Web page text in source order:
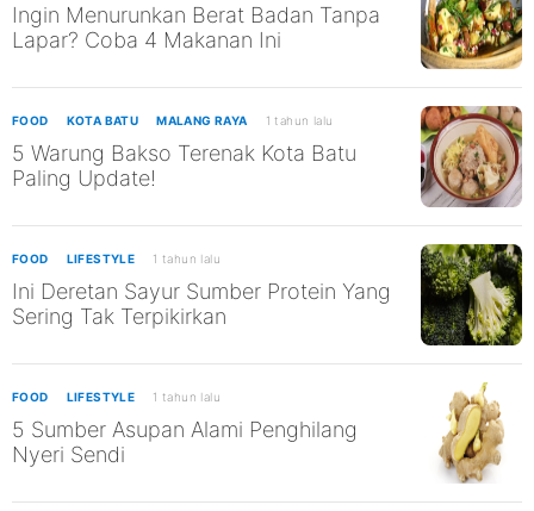
Ingin Menurunkan Berat Badan Tanpa
Lapar? Coba 4 Makanan Ini
FOOD KOTA BATU MALANG RAYA 1 tahun lalu
5 Warung Bakso Terenak Kota Batu
Paling Update!
FOOD LIFESTYLE 1 tahun lalu
Ini Deretan Sayur Sumber Protein Yang
Sering Tak Terpikirkan
FOOD LIFESTYLE 1 tahun lalu
5 Sumber Asupan Alami Penghilang
Nyeri Sendi